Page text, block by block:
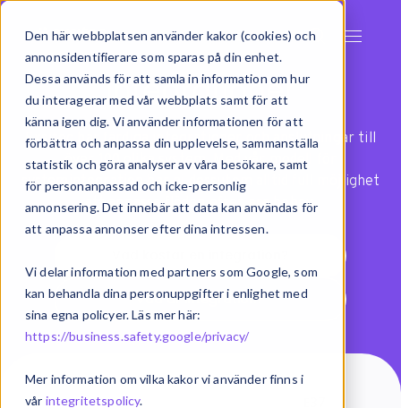
Den här webbplatsen använder kakor (cookies) och
annonsidentifierare som sparas på din enhet.
Dessa används för att samla in information om hur
du interagerar med vår webbplats samt för att
känna igen dig. Vi använder informationen för att
förbättra och anpassa din upplevelse, sammanställa
statistik och göra analyser av våra besökare, samt
för personanpassad och icke-personlig
annonsering. Det innebär att data kan användas för
att anpassa annonser efter dina intressen.
Vi delar information med partners som Google, som
kan behandla dina personuppgifter i enlighet med
sina egna policyer. Läs mer här:
https://business.safety.google/privacy/
Mer information om vilka kakor vi använder finns i
vår integritetspolicy.
Integrationer
Exsitec har färdiga integrationer och anslutningar till
över 100 olika system. Med vår modell för
systemintegration har ni dessutom alltid full möjlighet
att anpassa flöden efter era behov.
Vad är integration?
Systemintegration